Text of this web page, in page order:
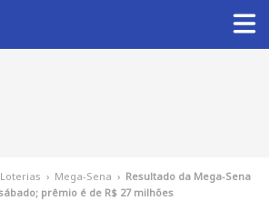
Loterias › Mega-Sena › Resultado da Mega-Sena
prêmio é de R$ 27 milhões